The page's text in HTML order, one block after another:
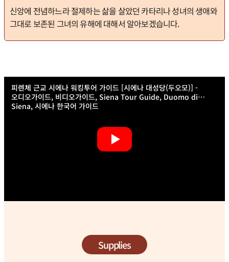
신앙에 전념하느라 절제하는 삶을 살았던 카타리나 성녀의 생애와
그대로 보존된 그녀의 유해에 대해서 알아보겠습니다.
피렌체 근교 시에나 워킹투어 가이드 [시에나 대성당(두오모)] -
오디오가이드, 비디오가이드, Siena Tour Guide, Duomo di
Siena, 시에나 한국어 가이드
Supplies